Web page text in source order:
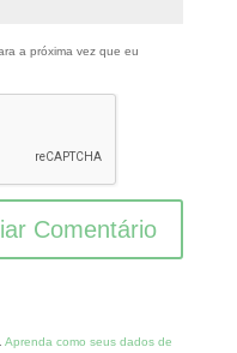
a próxima vez que eu
Aprenda como seus dados de